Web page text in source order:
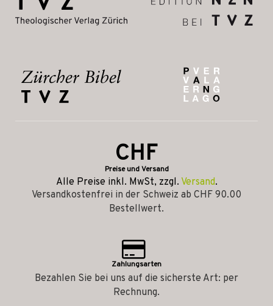
CHF
Preise und Versand
Alle Preise inkl. MwSt, zzgl. Versand.
Versandkostenfrei in der Schweiz ab CHF 90.00
Bestellwert.
Zahlungsarten
Bezahlen Sie bei uns auf die sicherste Art: per
Rechnung.